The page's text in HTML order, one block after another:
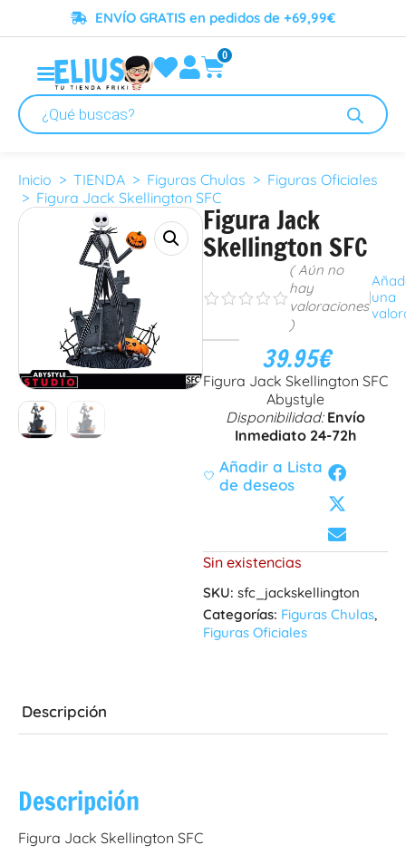
ENVÍO GRATIS en pedidos de +69,99€
0
Inicio > TIENDA > Figuras Chulas > Figuras Oficiales
> Figura Jack Skellington SFC
Figura Jack
Skellington SFC
sssss
( Aún no
hay
valoraciones
)
una
39.95€
Figura Jack Skellington SFC
Abystyle
Disponibilidad: Envío
Inmediato 24-72h
Añadir a Lista
de deseos
Sin existencias
SKU: sfc_jackskellington
Categorías: Figuras Chulas,
Figuras Oficiales
Descripción
Descripción
Figura Jack Skellington SFC